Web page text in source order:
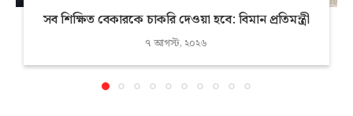
সব শিক্ষিত বেকারকে চাকরি দেওয়া হবে: বিমান প্রতিমন্ত্রী
৭ আগস্ট, ২০২৬